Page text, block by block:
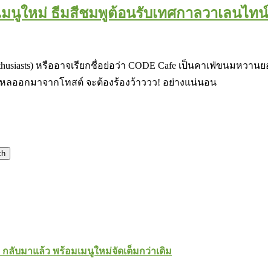
มนูใหม่ ธีมสีชมพูต้อนรับเทศกาลวาเลนไทน์
หรืออาจเรียกชื่อย่อว่า CODE Cafe เป็นคาเฟ่ขนมห
ลออกมาจากโทสต์ จะต้องร้องว้าววว! อย่างแน่นอน
กลับมาแล้ว พร้อมเมนูใหม่จัดเต็มกว่าเดิม